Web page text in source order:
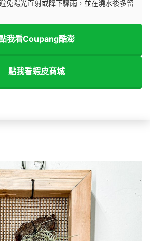
免陽光直射或降下驟雨，並在澆水後多留
我看Coupang酷澎
點我看蝦皮商城